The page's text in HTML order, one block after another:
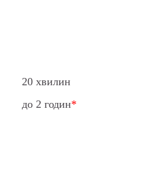
20 хвилин
до 2 годин*